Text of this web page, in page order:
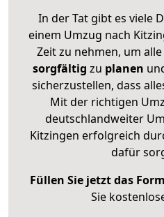
In der Tat gibt es viele
einem Umzug nach
Zeit zu nehmen, um
sorgfältig zu planen
sicherzustellen, dass
Mit der richtigen
deutschlandweiter
Kitzingen erfolgreich
dafür
Füllen Sie jetzt das
Sie